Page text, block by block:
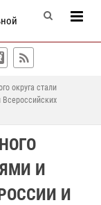
округа стали
И
И